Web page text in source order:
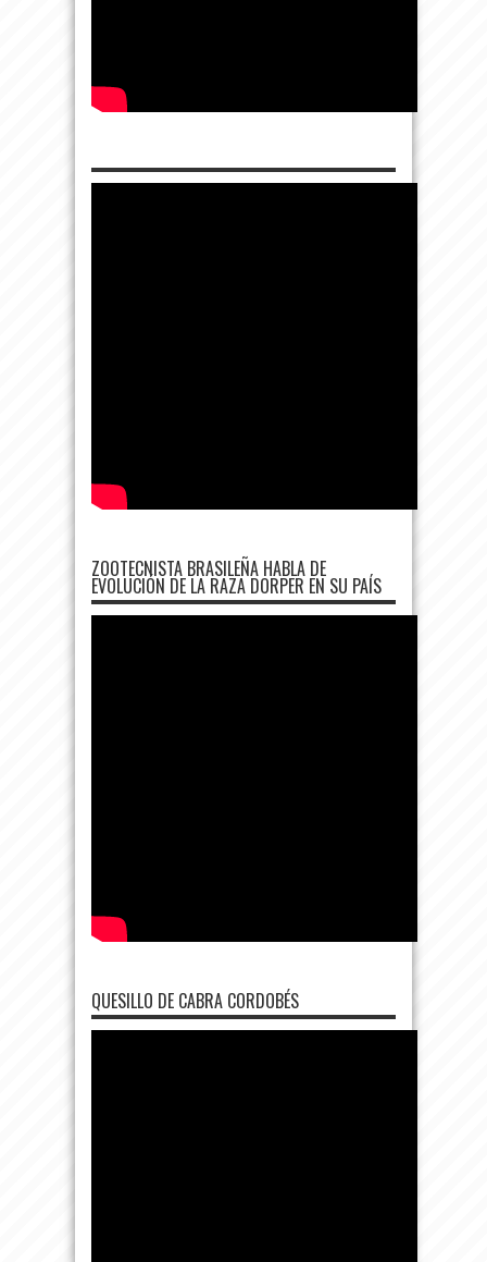
ZOOTECNISTA BRASILEÑA HABLA DE
EVOLUCIÓN DE LA RAZA DORPER EN SU PAÍS
QUESILLO DE CABRA CORDOBÉS